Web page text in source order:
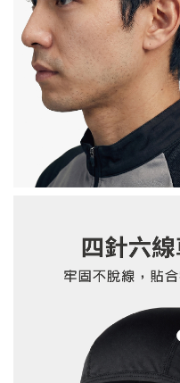
康可-競技型 防
Protectors
NT$ 100
NT$ 190
環保杯袋加價購